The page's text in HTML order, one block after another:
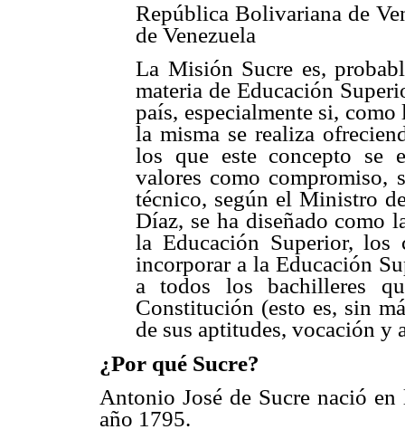
República Bolivariana de
de Venezuela
La Misión Sucre es,
materia de Educación
país, especialmente si,
la misma se realiza
los que este concepto se
valores como compromiso,
técnico, según el Ministro
Díaz, se ha diseñado como
la Educación Superior,
incorporar a la Educación
a todos los bachilleres
Constitución (esto es, sin
de sus aptitudes, vocación y
¿Por qué Sucre?
Antonio José de Sucre nació
año 1795.